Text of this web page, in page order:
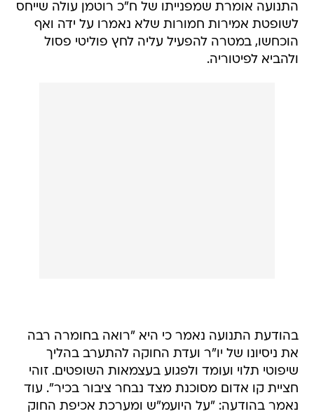
התנועה אומרת שמפנייתו של ח"כ רוטמן עולה שייחס
לשופטת אמירות חמורות שלא נאמרו על ידה ואף
הוכחשו, במטרה להפעיל עליה לחץ פוליטי פסול
ולהביא לפיטוריה.
בהודעת התנועה נאמר כי היא "רואה בחומרה רבה
את ניסיונו של יו"ר ועדת החוקה להתערב בהליך
שיפוטי תלוי ועומד ולפגוע בעצמאות השופטים. זוהי
חציית קו אדום מסוכנת מצד נבחר ציבור בכיר". עוד
נאמר בהודעה: "על היועמ"ש ומערכת אכיפת החוק